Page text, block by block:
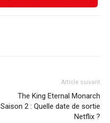
Article suivant
The King Eternal Monarch
Saison 2 : Quelle date de sortie
Netflix ?